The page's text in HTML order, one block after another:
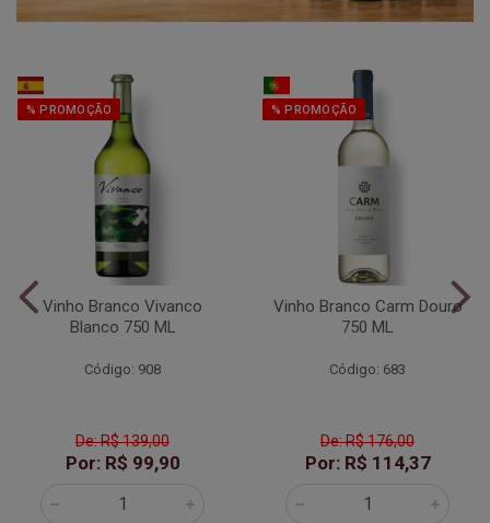
% PROMOÇÃO
Vinho Branco Vivanco
Blanco 750 ML
Código: 908
De: R$ 139,00
Por: R$ 99,90
% PROMOÇÃO
Vinho Branco Carm Douro
750 ML
Código: 683
De: R$ 176,00
Por: R$ 114,37